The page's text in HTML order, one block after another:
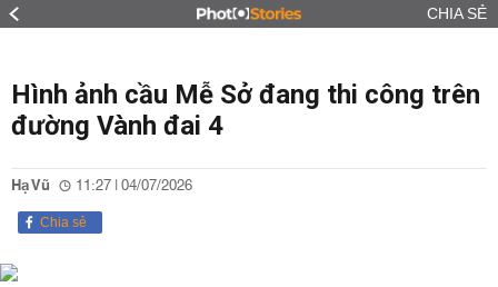
CHIA SẺ
Hình ảnh cầu Mễ Sở đang thi công trên
đường Vành đai 4
Hạ Vũ 11:27 | 04/07/2026
Chia sẻ